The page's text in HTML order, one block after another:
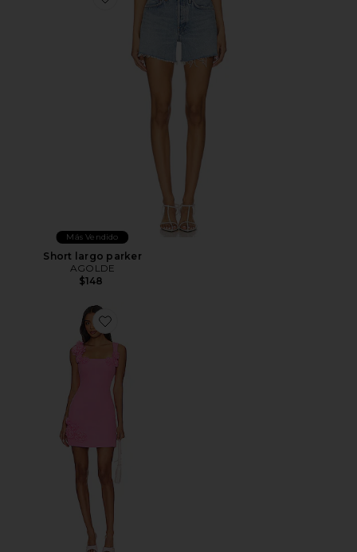
Favorite Short largo parker
Más Vendido
Short largo parker
AGOLDE
$148
Favorite MINIVESTIDO TROMPE